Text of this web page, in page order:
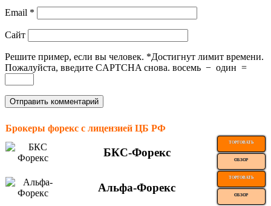
Email *
Сайт
Решите пример, если вы человек. *Достигнут лимит времени.
Пожалуйста, введите CAPTCHA снова. восемь − один =
Брокеры форекс с лицензией ЦБ РФ
БКС-Форекс
ТОРГОВАТЬ
ОБЗОР
Альфа-Форекс
ТОРГОВАТЬ
ОБЗОР